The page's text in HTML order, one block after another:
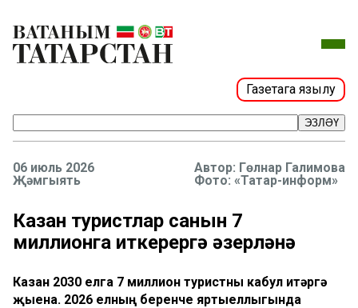
Газетага язылу
ЭЗЛӘҮ
06 июль 2026
Җәмгыять
Гөлнар Галимова
Фото: «Татар-информ»
Казан туристлар санын 7
миллионга җиткерергә әзерләнә
Казан 2030 елга 7 миллион туристны кабул итәргә
җыена. 2026 елның беренче яртыеллыгында